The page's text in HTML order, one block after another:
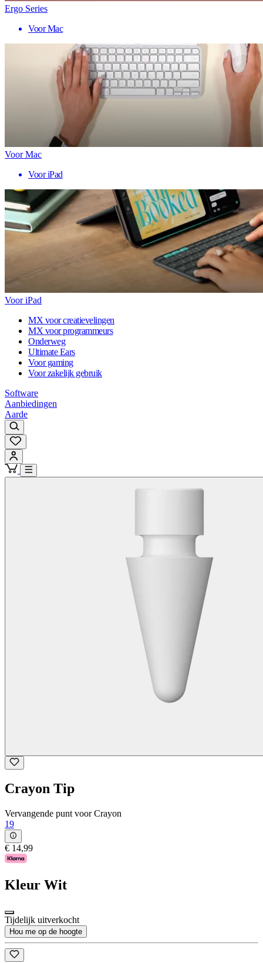
Ergo Series
Voor Mac
Voor Mac
Voor iPad
Voor iPad
MX voor creatievelingen
MX voor programmeurs
Onderweg
Ultimate Ears
Voor gaming
Voor zakelijk gebruik
Software
Aanbiedingen
Aarde
Crayon Tip
Vervangende punt voor Crayon
19
€ 14,99
Kleur Wit
Tijdelijk uitverkocht
Hou me op de hoogte